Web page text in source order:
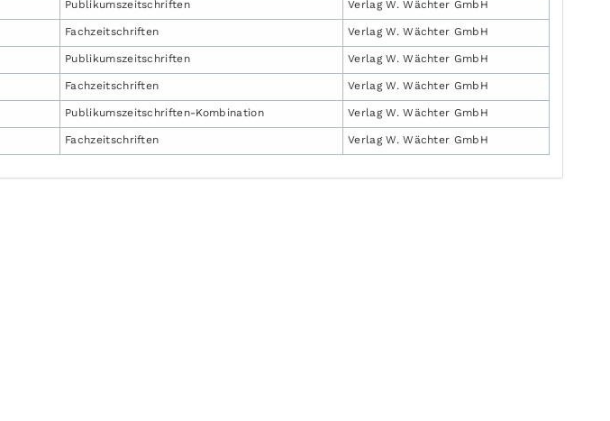
Publikums­zeitschriften Verlag W. Wächter GmbH
Fachzeit­schriften Verlag W. Wächter GmbH
Publikums­zeitschriften Verlag W. Wächter GmbH
Fachzeit­schriften Verlag W. Wächter GmbH
Publikums­zeitschriften-Kombination Verlag W. Wächter GmbH
Fachzeit­schriften Verlag W. Wächter GmbH